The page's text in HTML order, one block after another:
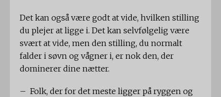
Det kan også være godt at vide, hvilken stilling
du plejer at ligge i. Det kan selvfølgelig være
svært at vide, men den stilling, du normalt
falder i søvn og vågner i, er nok den, der
dominerer dine nætter.
– Folk, der for det meste ligger på ryggen og